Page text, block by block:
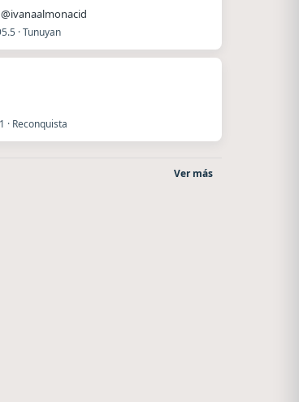
· Tunuyan
· Reconquista
Ver más